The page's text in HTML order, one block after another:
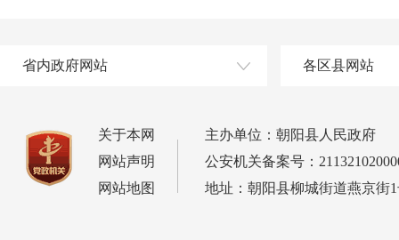
省内政府网站 各区县网站
关于本网
网站声明
网站地图
主办单位：朝阳县人民政府
公安机关备案号：
地址：朝阳县柳城街道燕京街